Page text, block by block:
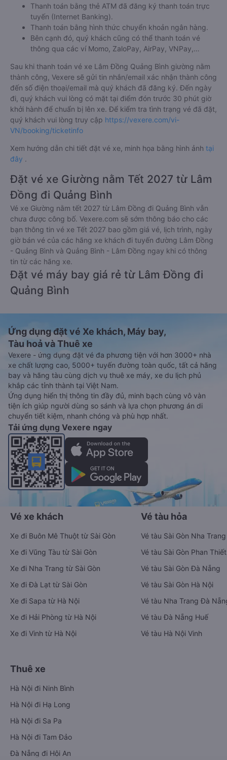
Thanh toán bằng thẻ ATM đã đăng ký thanh toán trực
tuyến (Internet Banking).
Thanh toán bằng hình thức chuyển khoản ngân hàng.
Bên cạnh đó, quý khách cũng có thể thanh toán vé
thông qua các ví Momo, ZaloPay, AirPay, VNPay,…
Sau khi thanh toán vé xe Lâm Đồng Quảng Bình giường nằm
thành công, Vexere sẽ gửi tin nhắn/email xác nhận thành công
đến số điện thoại/email mà quý khách đã đăng ký. Đến ngày
đi, quý khách vui lòng có mặt tại điểm đón trước 30 phút giờ
khởi hành để chuẩn bị lên xe. Để kiểm tra tình trạng vé đã đặt,
quý khách vui lòng truy cập https://vexere.com/vi-
VN/booking/ticketinfo
Xem hướng dẫn chi tiết đặt vé xe, minh họa bằng hình ảnh tại
đây .
Đặt vé xe Giường nằm Tết 2027 từ Lâm
Đồng đi Quảng Bình
Vé xe Giường nằm tết 2027 từ Lâm Đồng đi Quảng Bình vẫn
chưa được công bố. Vexere.com sẽ sớm thông báo cho các
bạn thông tin vé xe Tết 2027 bao gồm giá vé, lịch trình, ngày
giờ bán vé của các hãng xe khách đi tuyến đường Lâm Đồng
- Quảng Bình và Quảng Bình - Lâm Đồng ngay khi có thông
tin từ các hãng xe.
Đặt vé máy bay giá rẻ từ Lâm Đồng đi
Quảng Bình
Ứng dụng đặt vé Xe khách, Máy bay,
Tàu hoả và Thuê xe
Vexere - ứng dụng đặt vé đa phương tiện với hơn 3000+ nhà
xe chất lượng cao, 5000+ tuyến đường toàn quốc, tất cả hãng
bay và hãng tàu cùng dịch vụ thuê xe máy, xe du lịch phủ
khắp các tỉnh thành tại Việt Nam.
Ứng dụng hiển thị thông tin đầy đủ, minh bạch cùng vô vàn
tiện ích giúp người dùng so sánh và lựa chọn phương án di
chuyển tiết kiệm, nhanh chóng và phù hợp nhất.
Tải ứng dụng Vexere ngay
Vé xe khách
Xe đi Buôn Mê Thuột từ Sài Gòn
Xe đi Vũng Tàu từ Sài Gòn
Xe đi Nha Trang từ Sài Gòn
Xe đi Đà Lạt từ Sài Gòn
Xe đi Sapa từ Hà Nội
Xe đi Hải Phòng từ Hà Nội
Xe đi Vinh từ Hà Nội
Vé tàu hỏa
Vé tàu Sài Gòn Nha Trang
Vé tàu Sài Gòn Phan Thiết
Vé tàu Sài Gòn Đà Nẵng
Vé tàu Sài Gòn Hà Nội
Vé tàu Nha Trang Đà
Vé tàu Đà Nẵng Huế
Vé tàu Hà Nội Vinh
Thuê xe
Hà Nội đi Ninh Bình
Hà Nội đi Hạ Long
Hà Nội đi Sa Pa
Hà Nội đi Tam Đảo
Đà Nẵng đi Hội An